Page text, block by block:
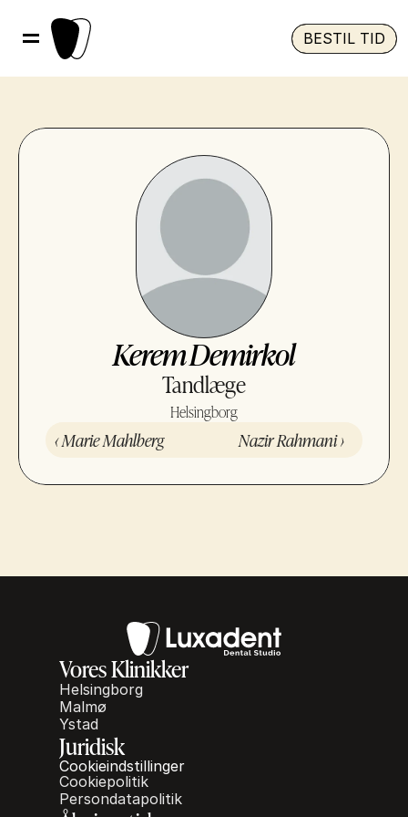
BESTIL TID
Kerem Demirkol
Tandlæge
Helsingborg
‹ Marie Mahlberg Nazir Rahmani ›
Vores Klinikker
Helsingborg
Malmø
Ystad
Juridisk
Cookieindstillinger
Cookiepolitik
Persondatapolitik